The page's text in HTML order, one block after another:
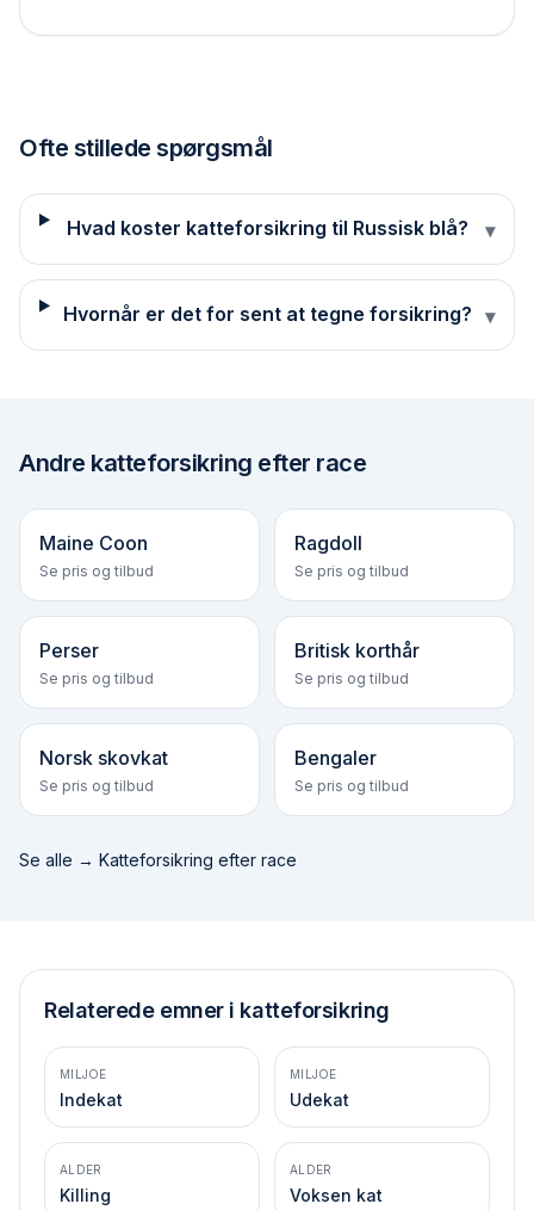
Ofte stillede spørgsmål
Hvad koster katteforsikring til Russisk blå? ▾
Hvornår er det for sent at tegne forsikring? ▾
Andre katteforsikring efter race
Maine Coon
Se pris og tilbud
Ragdoll
Se pris og tilbud
Perser
Se pris og tilbud
Britisk korthår
Se pris og tilbud
Norsk skovkat
Se pris og tilbud
Bengaler
Se pris og tilbud
Se alle → Katteforsikring efter race
Relaterede emner i katteforsikring
MILJOE
Indekat
MILJOE
Udekat
ALDER
Killing
ALDER
Voksen kat